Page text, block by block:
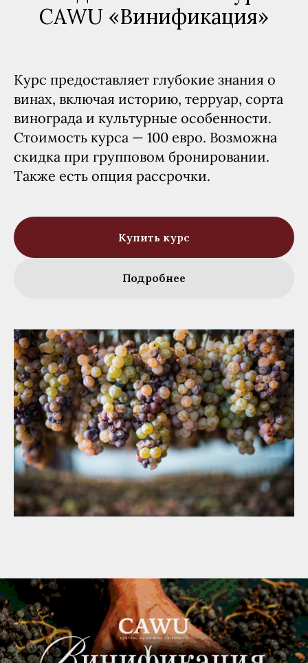
CAWU «Винификация»
Курс предоставляет глубокие знания о
винах, включая историю, терруар, сорта
винограда и культурные особенности.
Стоимость курса — 100 евро. Возможна
скидка при групповом бронировании.
Также есть опция рассрочки.
Купить курс
Подробнее